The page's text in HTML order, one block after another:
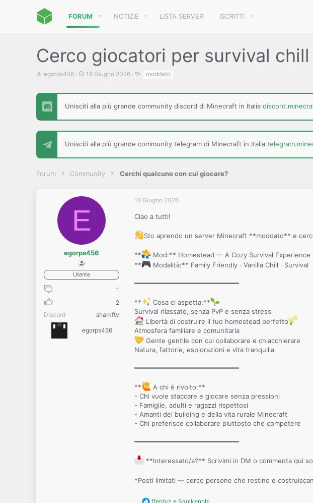
FORUM NOTIZIE LISTA SERVER ISCRITTI
Cerco giocatori per survival chill
C
t
o
r
e
i
s
egorps456
D
d
i
n
z
18 Giugno 2026 moddato
Unisciti alla più grande community discord di Minecraft in Italia
Unisciti alla più grande community telegram di Minecraft in Italia
Forum Community Cerchi qualcuno con cui giocare?
E
egorps456
Utente
1
2
Discord
sharkftv
egorps456
18 Giugno 2026
Ciao a tutti!
Sto aprendo un server Minecraft **moddato** e
**
Mod:** Homestead — A Cozy Survival Experience
**
Modalità:** Family Friendly · Vanilla Chill · Survival
━━━━━━━━━━━━━━━━━━━━━━━━━━
**
Cosa ci aspetta:**
Survival rilassato, senza PvP e senza stress
Libertà di costruire il tuo homestead perfetto
Atmosfera familiare e comunitaria
Gente gentile con cui collaborare e chiacchierare
Natura, fattorie, esplorazioni e vita tranquilla
━━━━━━━━━━━━━━━━━━━━━━━━━━
**
A chi è rivolto:**
- Chi vuole staccare e giocare senza pressioni
- Famiglie, adulti e ragazzi rispettosi
- Amanti del building e della vita rurale Minecraft
- Chi preferisce collaborare piuttosto che competere
━━━━━━━━━━━━━━━━━━━━━━━━━━
**Interessato/a?** Scrivimi in DM o commenta qui
*Posti limitati — cerco persone che restino e
R
fferdyz e Saulkenobi